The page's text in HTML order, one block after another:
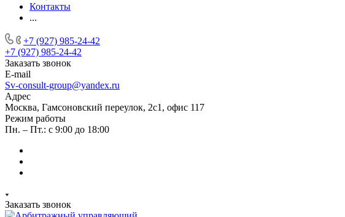
Контакты
...
+7 (927) 985-24-42
+7 (927) 985-24-42
Заказать звонок
E-mail
Sv-consult-group@yandex.ru
Адрес
Москва, Гамсоновский переулок, 2с1, офис 117
Режим работы
Пн. – Пт.: с 9:00 до 18:00
Заказать звонок